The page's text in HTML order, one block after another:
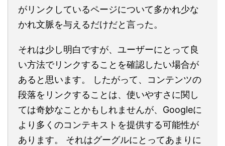
がリンクしているページについて多かれ少な
かれ文脈を与えるだけだと言った。
それは少し明白ですが、ユーザーにとって良
い方法でリンクすることを確認したい場合が
あると思います。 したがって、コンテンツの
段落をリンクすることは、使いやすさに関し
ては奇妙なことかもしれませんが、Googleに
より多くのコンテキストを提供する可能性が
あります。 それはグーグルにとってあまりに